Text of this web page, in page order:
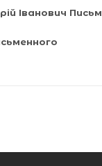
Іванович